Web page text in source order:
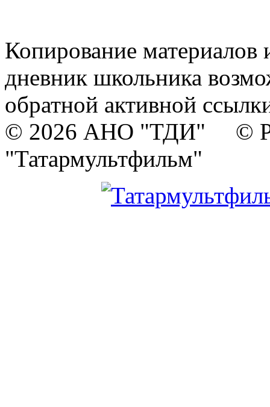
Копирование материалов
дневник школьника
обратной активной
© 2026 АНО "ТДИ" ©
"Татармультфильм"